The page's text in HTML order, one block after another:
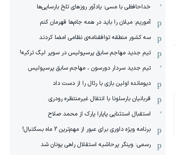
خداحافظی با مسی؛ یادآور روزهای تلخ بارسایی‌ها
آموریم: میلان را باید در همه جام‌ها قهرمان کنم
سه کشور منطقه توافقنامه‌ی نظامی امضا کردند
تیم جدید مهاجم سابق پرسپولیس در سوپر لیگ ترکیه!
تیم جدید سردار دورسون ، مهاجم سابق پرسپولیس
دیومانده اولین بازی با رئال را از دست داد
قربانیان بارسلونا با انتقال غیرمنتظره رودری
استقبال استثنایی پاپارا پارک از محمد صلاح
برنامه ویژه داوری برای عبور از مهم‌ترین 2 ماه بسکتبال!
رسمی: وینگر پرحاشیه استقلال راهی یونان شد